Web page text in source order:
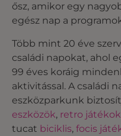
ősz, amikor egy
egész nap a
Több mint 20 éve
családi napokat, ahol
99 éves koráig
aktivitással. A családi
eszközparkunk
eszközök, retro játékok
tucat biciklis, focis